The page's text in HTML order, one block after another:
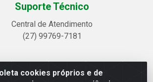
cookies próprios e de
Suporte Técnico
Central de Atendimento
(27) 99769-7181
LTDA - Avenida Alegre, 2521 -